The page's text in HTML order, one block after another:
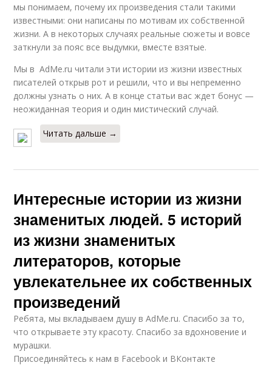
мы понимаем, почему их произведения стали такими
известными: они написаны по мотивам их собственной
жизни. А в некоторых случаях реальные сюжеты и вовсе
заткнули за пояс все выдумки, вместе взятые.
Мы в AdMe.ru читали эти истории из жизни известных
писателей открыв рот и решили, что и вы непременно
должны узнать о них. А в конце статьи вас ждет бонус —
неожиданная теория и один мистический случай.
Читать дальше →
Интересные истории из жизни
знаменитых людей. 5 историй
из жизни знаменитых
литераторов, которые
увлекательнее их собственных
произведений
Ребята, мы вкладываем душу в AdMe.ru. Cпасибо за то,
что открываете эту красоту. Спасибо за вдохновение и
мурашки.
Присоединяйтесь к нам в Facebook и ВКонтакте